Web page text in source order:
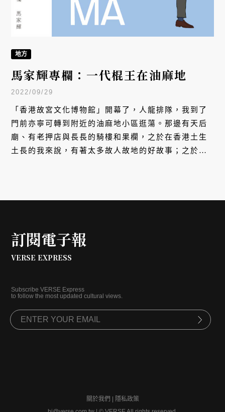
地方
馬家輝專欄：一代棍王在油麻地
2022/09/29
「香港故宮文化博物館」開幕了，人龍排隊，我到了
門前亦寧可轉到附近的油麻地小區逛蕩。那邊有天后
廟、有老押店與長長的騎樓和果欄，之於在香港土生
土長的我來說，有著太多故人故地的好故事；之於
訂閱電子報
VERSE EXPRESS
Subscribe VERSE Express
to follow the most updated cultural views.
關於我們
隱私政策